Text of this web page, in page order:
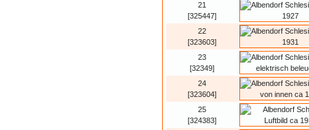
21
[325447]
22
[323603]
23
[32349]
24
[323604]
25
[324383]